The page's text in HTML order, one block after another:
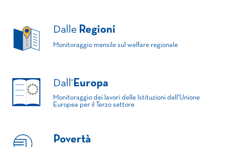
Dalle Regioni
Monitoraggio mensile sul welfare regionale
Dall' Europa
Monitoraggio dei lavori delle Istituzioni dell'Unione
Europea per il Terzo settore
Povertà